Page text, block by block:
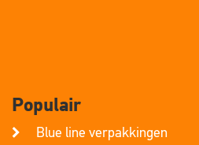
Populair
Blue line verpakkingen